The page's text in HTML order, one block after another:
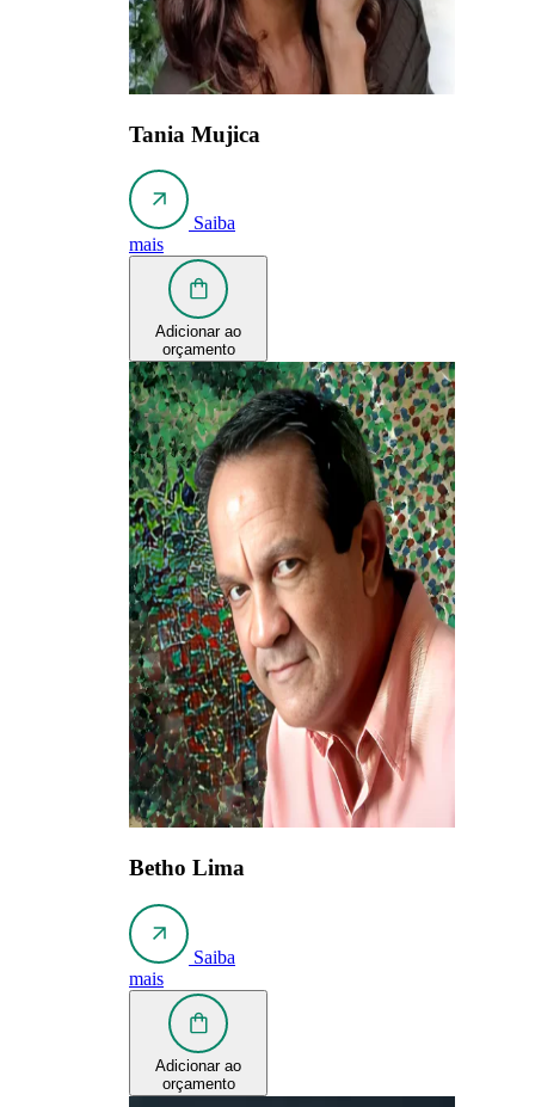
Tania Mujica
Saiba
mais
Adicionar ao
orçamento
Betho Lima
Saiba
mais
Adicionar ao
orçamento